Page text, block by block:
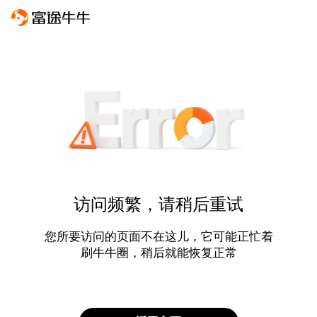
访问频繁，请稍后重试
您所要访问的页面不在这儿，它可能正忙着
刷牛牛圈，稍后就能恢复正常